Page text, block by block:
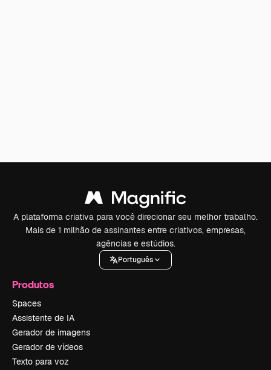
A plataforma criativa para você direcionar seu melhor trabalho.
Mais de 1 milhão de assinantes entre criativos, empresas,
agências e estúdios.
Português
Produtos
Spaces
Assistente de IA
Gerador de imagens
Gerador de vídeos
Texto para voz